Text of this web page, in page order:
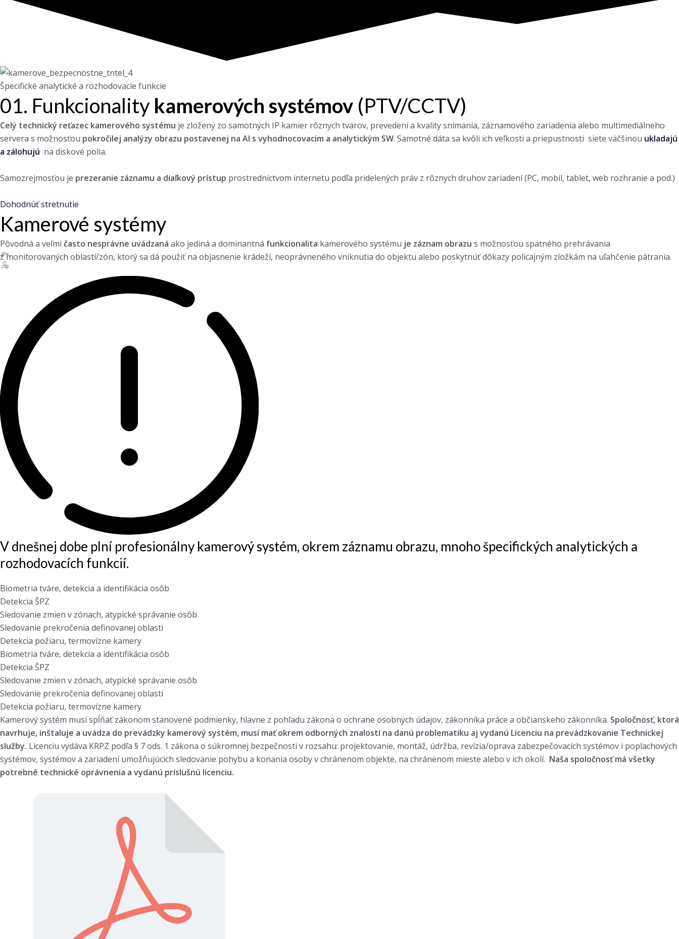
Špecifické analytické a rozhodovacie funkcie
01. Funkcionality kamerových systémov (PTV/CCTV)
Celý technický reťazec kamerového systému je zložený zo samotných IP kamier rôznych tvarov, prevedení a kvality snímania, záznamového zariadenia alebo multimediálneho
servera s možnosťou pokročilej analýzy obrazu postavenej na AI s vyhodnocovacím a analytickým SW. Samotné dáta sa kvôli ich veľkosti a priepustnosti siete väčšinou ukladajú
a zálohujú na diskové polia.
Samozrejmosťou je prezeranie záznamu a diaľkový prístup prostredníctvom internetu podľa pridelených práv z rôznych druhov zariadení (PC, mobil, tablet, web rozhranie a pod.)
Dohodnúť stretnutie
Kamerové systémy
Pôvodná a veľmi často nesprávne uvádzaná ako jediná a dominantná funkcionalita kamerového systému je záznam obrazu s možnosťou spätného prehrávania
z monitorovaných oblastí/zón, ktorý sa dá použiť na objasnenie krádeží, neoprávneného vniknutia do objektu alebo poskytnúť dôkazy policajným zložkám na uľahčenie pátrania.
V dnešnej dobe plní profesionálny kamerový systém, okrem záznamu obrazu, mnoho špecifických analytických a
rozhodovacích funkcií.
Biometria tváre, detekcia a identifikácia osôb
Detekcia ŠPZ
Sledovanie zmien v zónach, atypické správanie osôb
Sledovanie prekročenia definovanej oblasti
Detekcia požiaru, termovízne kamery
Biometria tváre, detekcia a identifikácia osôb
Detekcia ŠPZ
Sledovanie zmien v zónach, atypické správanie osôb
Sledovanie prekročenia definovanej oblasti
Detekcia požiaru, termovízne kamery
Kamerový systém musí spĺňať zákonom stanovené podmienky, hlavne z pohľadu zákona o ochrane osobných údajov, zákonníka práce a občianskeho zákonníka. Spoločnosť, ktorá
navrhuje, inštaluje a uvádza do prevádzky kamerový systém, musí mať okrem odborných znalostí na danú problematiku aj vydanú Licenciu na prevádzkovanie Technickej
služby. Licenciu vydáva KRPZ podľa § 7 ods. 1 zákona o súkromnej bezpečnosti v rozsahu: projektovanie, montáž, údržba, revízia/oprava zabezpečovacích systémov i poplachových
systémov, systémov a zariadení umožňujúcich sledovanie pohybu a konania osoby v chránenom objekte, na chránenom mieste alebo v ich okolí. Naša spoločnosť má všetky
potrebné technické oprávnenia a vydanú príslušnú licenciu.